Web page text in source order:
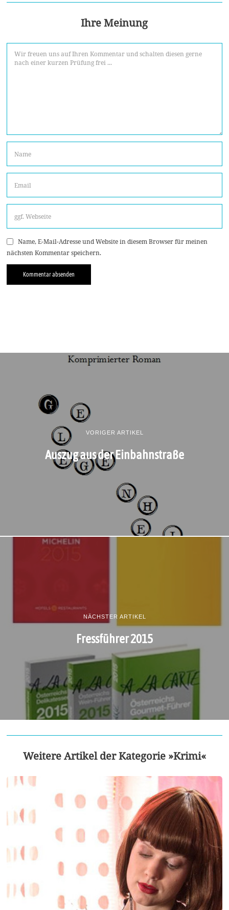
Ihre Meinung
Name, E-Mail-Adresse und Website in diesem Browser für meinen
nächsten Kommentar speichern.
VORIGER ARTIKEL
Auszug aus der Einbahnstraße
NÄCHSTER ARTIKEL
Fressführer 2015
Weitere Artikel der Kategorie »Krimi«